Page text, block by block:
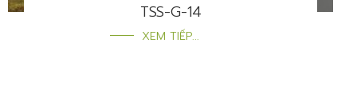
TSS-G-14
XEM TIẾP...